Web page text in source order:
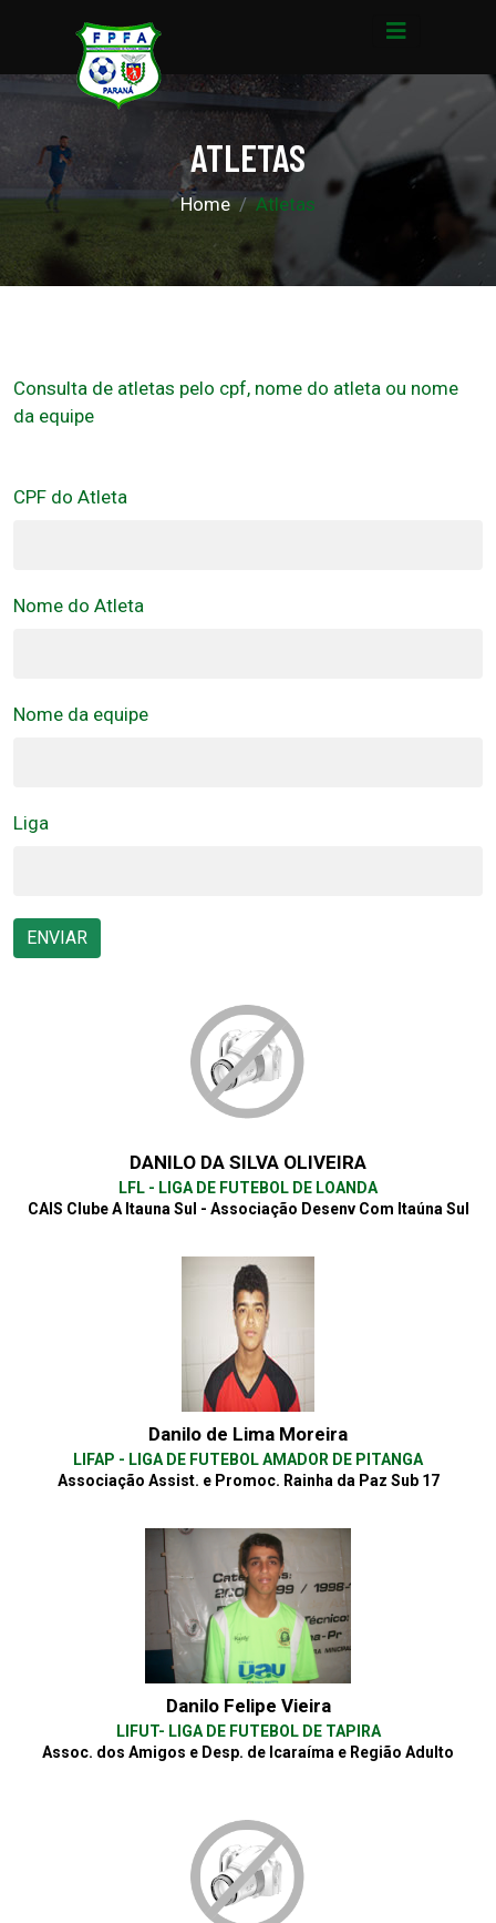
ATLETAS
Home Atletas
Consulta de atletas pelo cpf, nome do atleta ou nome
da equipe
CPF do Atleta
Nome do Atleta
Nome da equipe
Liga
ENVIAR
DANILO DA SILVA OLIVEIRA
LFL - LIGA DE FUTEBOL DE LOANDA
CAIS Clube A Itauna Sul - Associação Desenv Com Itaúna Sul
Danilo de Lima Moreira
LIFAP - LIGA DE FUTEBOL AMADOR DE PITANGA
Associação Assist. e Promoc. Rainha da Paz Sub 17
Danilo Felipe Vieira
LIFUT- LIGA DE FUTEBOL DE TAPIRA
Assoc. dos Amigos e Desp. de Icaraíma e Região Adulto